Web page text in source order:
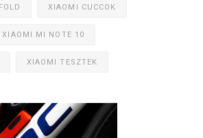
XIAOMI CUCCOK
XIAOMI MI NOTE 10
XIAOMI TESZTEK